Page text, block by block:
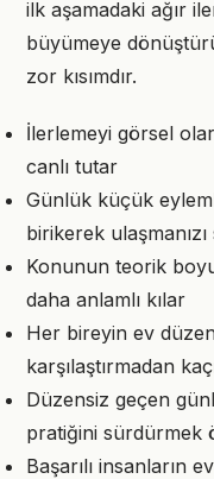
ilk aşamadaki ağır
büyümeye
zor kısımdır.
İlerlemeyi görsel
canlı tutar
Günlük küçük
birikerek
Konunun teorik
daha anlamlı kılar
Her bireyin ev
karşılaştırmadan
Düzensiz geçen
pratiğini sürdürmek
Başarılı insanların